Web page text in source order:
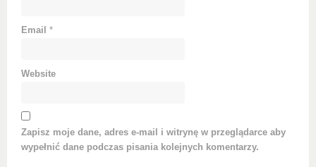
Email *
Website
Zapisz moje dane, adres e-mail i witrynę w przeglądarce aby
wypełnić dane podczas pisania kolejnych komentarzy.